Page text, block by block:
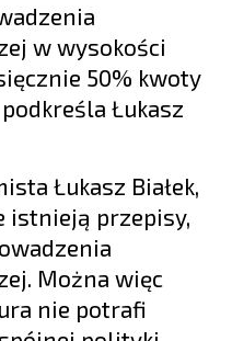
w wysokości
50% kwoty
Łukasz
Łukasz Białek,
istnieją przepisy,
Można więc
nie potrafi